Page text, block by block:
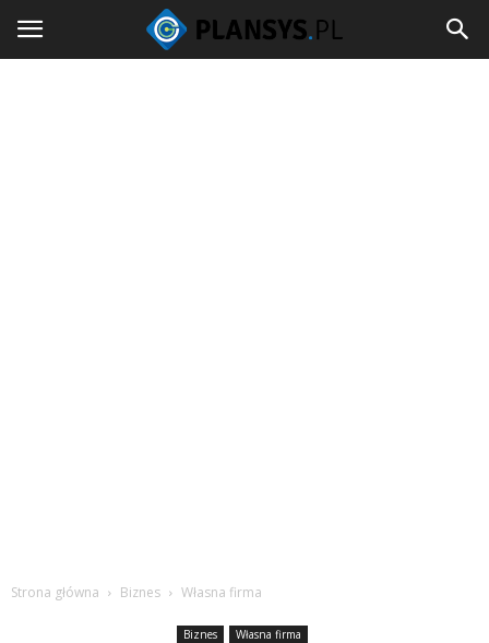
Strona główna Biznes Własna firma
Biznes Własna firma